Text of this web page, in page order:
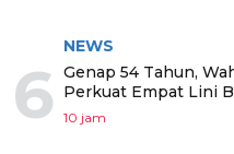
6
NEWS
Genap 54 Tahun,
Perkuat Empat Lini
10 jam